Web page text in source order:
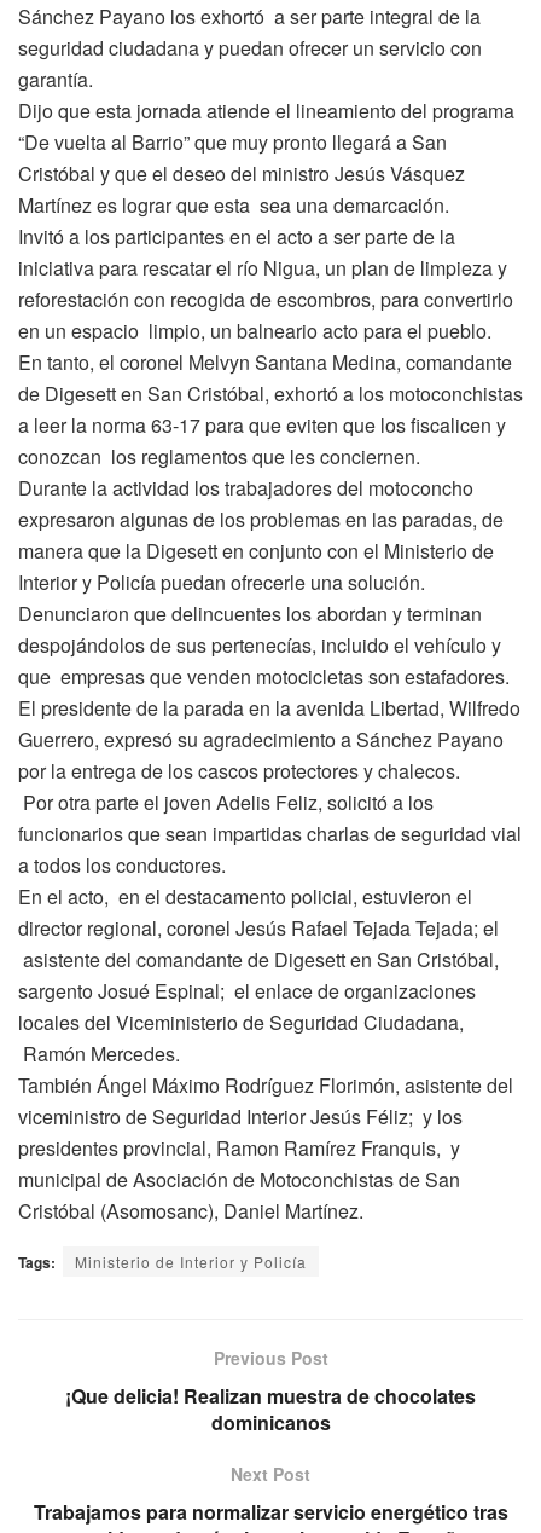
Sánchez Payano los exhortó a ser parte integral de la
seguridad ciudadana y puedan ofrecer un servicio con
garantía.
Dijo que esta jornada atiende el lineamiento del programa
“De vuelta al Barrio” que muy pronto llegará a San
Cristóbal y que el deseo del ministro Jesús Vásquez
Martínez es lograr que esta sea una demarcación.
Invitó a los participantes en el acto a ser parte de la
iniciativa para rescatar el río Nigua, un plan de limpieza y
reforestación con recogida de escombros, para convertirlo
en un espacio limpio, un balneario acto para el pueblo.
En tanto, el coronel Melvyn Santana Medina, comandante
de Digesett en San Cristóbal, exhortó a los motoconchistas
a leer la norma 63-17 para que eviten que los fiscalicen y
conozcan los reglamentos que les conciernen.
Durante la actividad los trabajadores del motoconcho
expresaron algunas de los problemas en las paradas, de
manera que la Digesett en conjunto con el Ministerio de
Interior y Policía puedan ofrecerle una solución.
Denunciaron que delincuentes los abordan y terminan
despojándolos de sus pertenecías, incluido el vehículo y
que empresas que venden motocicletas son estafadores.
El presidente de la parada en la avenida Libertad, Wilfredo
Guerrero, expresó su agradecimiento a Sánchez Payano
por la entrega de los cascos protectores y chalecos.
Por otra parte el joven Adelis Feliz, solicitó a los
funcionarios que sean impartidas charlas de seguridad vial
a todos los conductores.
En el acto, en el destacamento policial, estuvieron el
director regional, coronel Jesús Rafael Tejada Tejada; el
asistente del comandante de Digesett en San Cristóbal,
sargento Josué Espinal; el enlace de organizaciones
locales del Viceministerio de Seguridad Ciudadana,
Ramón Mercedes.
También Ángel Máximo Rodríguez Florimón, asistente del
viceministro de Seguridad Interior Jesús Féliz; y los
presidentes provincial, Ramon Ramírez Franquis, y
municipal de Asociación de Motoconchistas de San
Cristóbal (Asomosanc), Daniel Martínez.
Tags: Ministerio de Interior y Policía
Previous Post
¡Que delicia! Realizan muestra de chocolates
dominicanos
Next Post
Trabajamos para normalizar servicio energético tras